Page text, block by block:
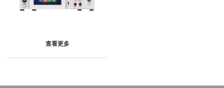
查看更多